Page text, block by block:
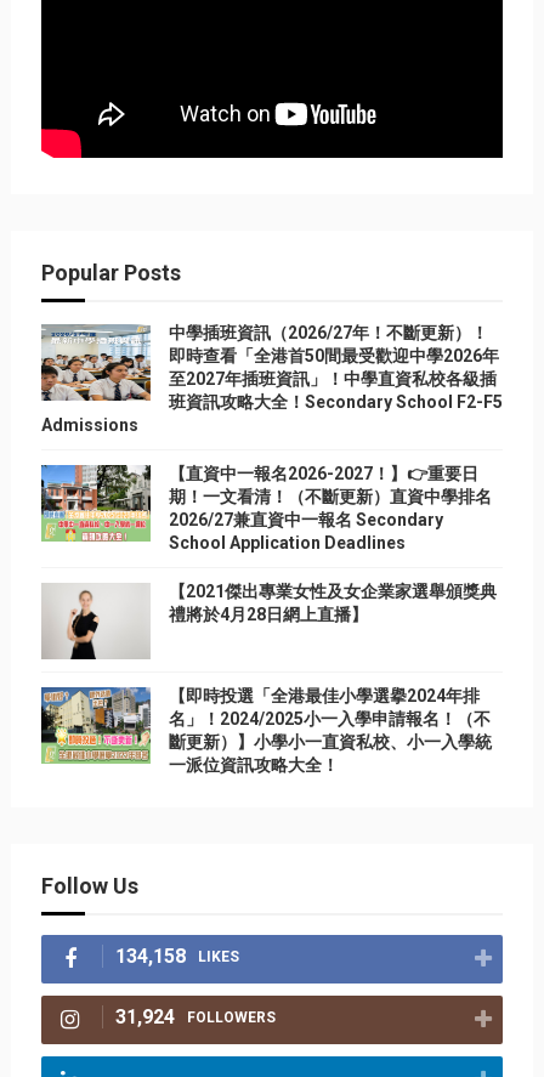
Popular Posts
中學插班資訊（2026/27年！不斷更新）！
即時查看「全港首50間最受歡迎中學2026年
至2027年插班資訊」！中學直資私校各級插
班資訊攻略大全！Secondary School F2-F5
Admissions
【直資中一報名2026-2027！】👉重要日
期！一文看清！（不斷更新）直資中學排名
2026/27兼直資中一報名 Secondary
School Application Deadlines
【2021傑出專業女性及女企業家選舉頒獎典
禮將於4月28日網上直播】
【即時投選「全港最佳小學選擧2024年排
名」！2024/2025小一入學申請報名！（不
斷更新）】小學小一直資私校、小一入學統
一派位資訊攻略大全！
Follow Us
134,158 LIKES
31,924 FOLLOWERS